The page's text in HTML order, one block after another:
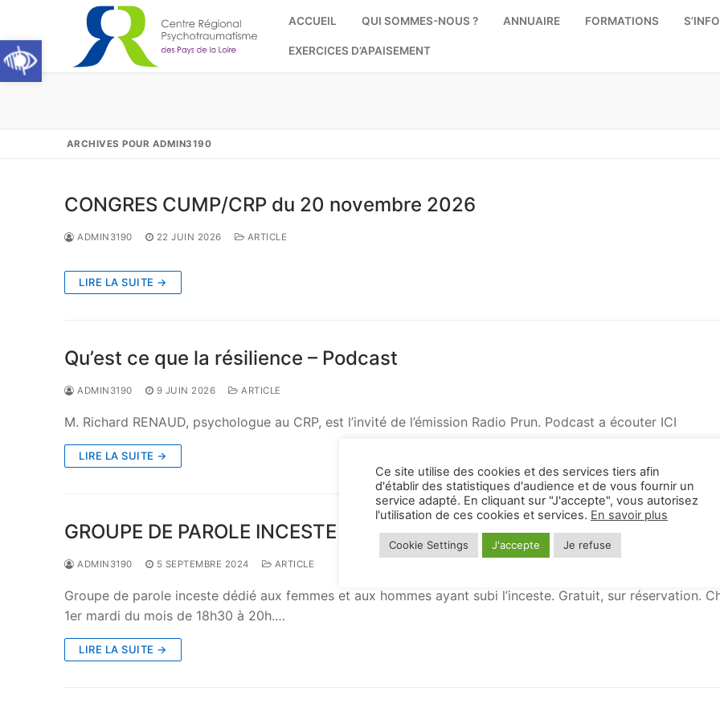
Ouvrir la barre d’outils
contenu
ACCUEIL QUI SOMMES-NOUS ? ANNUAIRE FORMATIONS
EXERCICES D’APAISEMENT
Accueil
Qui sommes-nous ?
S’informer
Exercices d’apaisement
ARCHIVES POUR ADMIN3190
CONGRES CUMP/CRP du 20 novembre 2026
ADMIN3190 22 JUIN 2026 ARTICLE
LIRE LA SUITE →
Qu’est ce que la résilience – Podcast
ADMIN3190 9 JUIN 2026 ARTICLE
M. Richard RENAUD, psychologue au CRP, est l’invité de l’émission Radio Prun. Podcast a écouter ICI
LIRE LA SUITE →
GROUPE DE PAROLE INCESTE
ADMIN3190 5 SEPTEMBRE 2024 ARTICLE
Groupe de parole inceste dédié aux femmes et aux hommes ayant subi l’inceste. Gratuit, sur réservation.
1er mardi du mois de 18h30 à 20h.…
LIRE LA SUITE →
Ce site utilise des cookies et des services tiers afin
d'établir des statistiques d'audience et de vous fournir un
service adapté. En cliquant sur "J'accepte", vous autorisez
l'utilisation de ces cookies et services. En savoir plus
Cookie Settings J'accepte Je refuse